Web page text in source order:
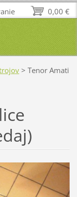
> Tenor Amati
0,00 €